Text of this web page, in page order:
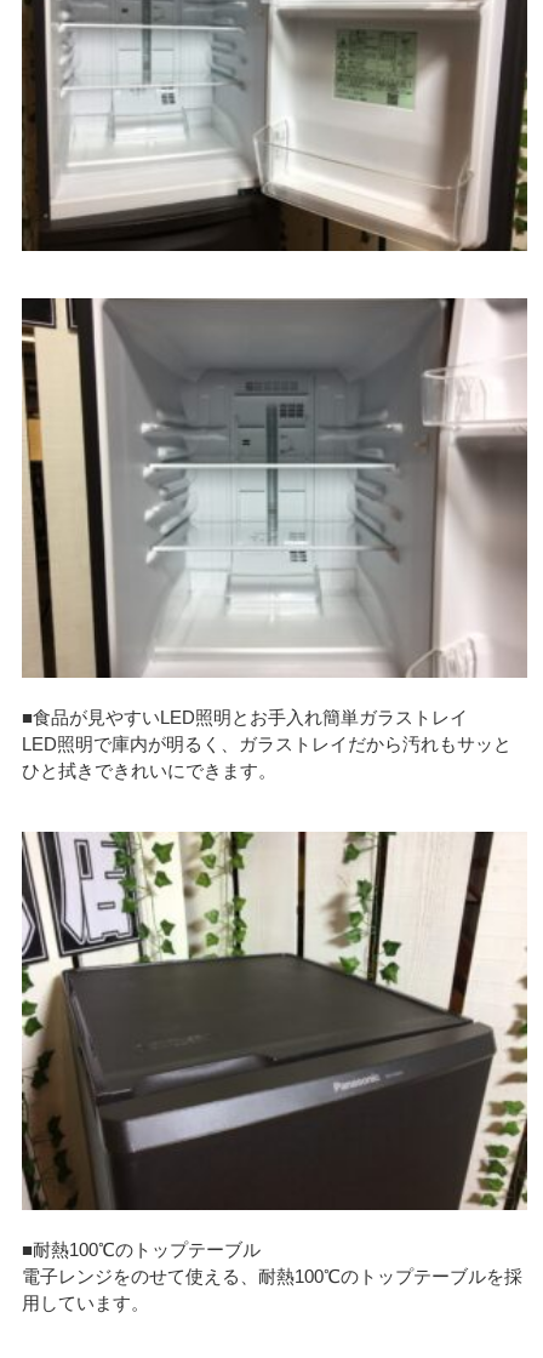
■食品が見やすいLED照明とお手入れ簡単ガラストレイ
LED照明で庫内が明るく、ガラストレイだから汚れもサッと
ひと拭きできれいにできます。
■耐熱100℃のトップテーブル
電子レンジをのせて使える、耐熱100℃のトップテーブルを採
用しています。